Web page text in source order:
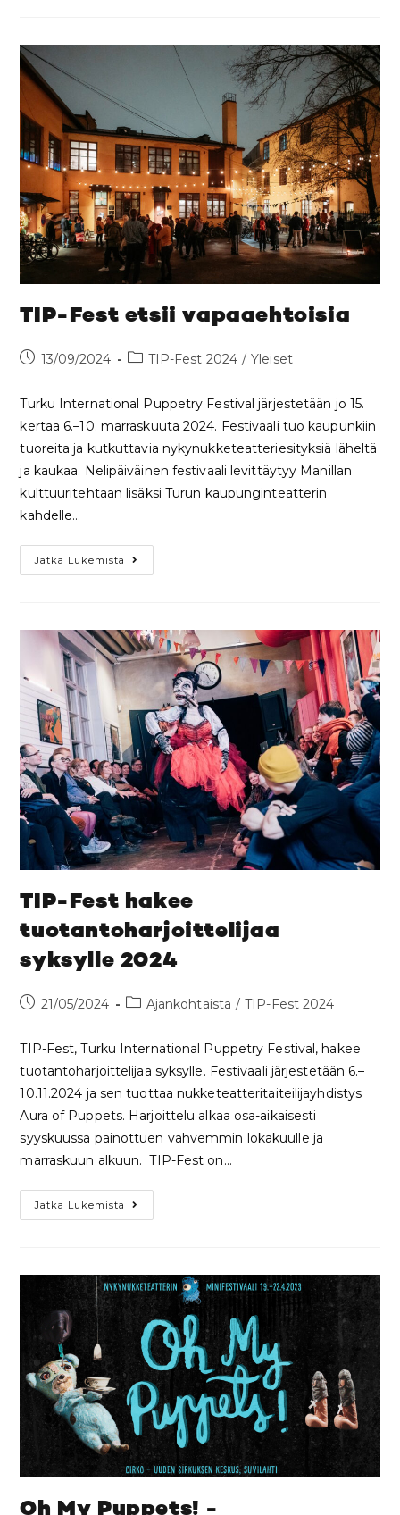
TIP-Fest etsii vapaaehtoisia
13/09/2024 TIP-Fest 2024 / Yleiset
Turku International Puppetry Festival järjestetään jo 15.
kertaa 6.–10. marraskuuta 2024. Festivaali tuo kaupunkiin
tuoreita ja kutkuttavia nykynukketeatteriesityksiä läheltä
ja kaukaa. Nelipäiväinen festivaali levittäytyy Manillan
kulttuuritehtaan lisäksi Turun kaupunginteatterin
kahdelle…
Jatka Lukemista
TIP-Fest hakee
tuotantoharjoittelijaa
syksylle 2024
21/05/2024 Ajankohtaista / TIP-Fest 2024
TIP-Fest, Turku International Puppetry Festival, hakee
tuotantoharjoittelijaa syksylle. Festivaali järjestetään 6.–
10.11.2024 ja sen tuottaa nukketeatteritaiteilijayhdistys
Aura of Puppets. Harjoittelu alkaa osa-aikaisesti
syyskuussa painottuen vahvemmin lokakuulle ja
marraskuun alkuun. TIP-Fest on…
Jatka Lukemista
Oh My Puppets! -